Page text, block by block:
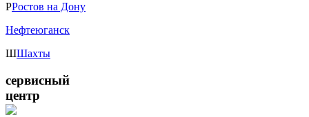
РРостов на Дону
Нефтеюганск
ШШахты
сервисный
центр